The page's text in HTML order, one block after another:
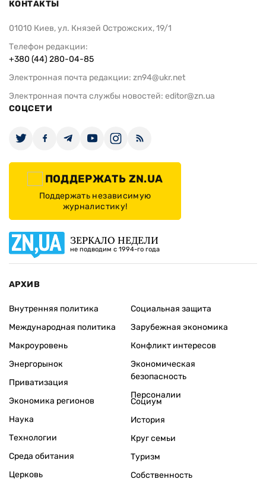
КОНТАКТЫ
01010 Киев, ул. Князей Острожских, 19/1
Телефон редакции:
+380 (44) 280-04-85
Электронная почта редакции: zn94@ukr.net
Электронная почта службы новостей: editor@zn.ua
СОЦСЕТИ
ПОДДЕРЖАТЬ ZN.UA
Поддержать независимую
журналистику!
ЗЕРКАЛО НЕДЕЛИ
не подводим с 1994-го года
АРХИВ
Внутренняя политика
Международная политика
Макроуровень
Энергорынок
Приватизация
Экономика регионов
Социальная защита
Зарубежная экономика
Конфликт интересов
Экономическая
безопасность
Персоналии
Наука
Технологии
Среда обитания
Церковь
Социум
История
Круг семьи
Туризм
Собственность